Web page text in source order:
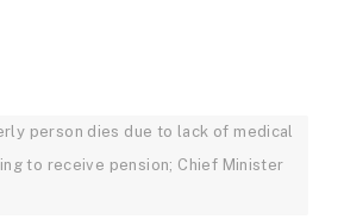
person dies due to lack of medical
to receive pension; Chief Minister